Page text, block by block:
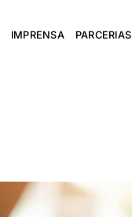
IMPRENSA PARCERIAS